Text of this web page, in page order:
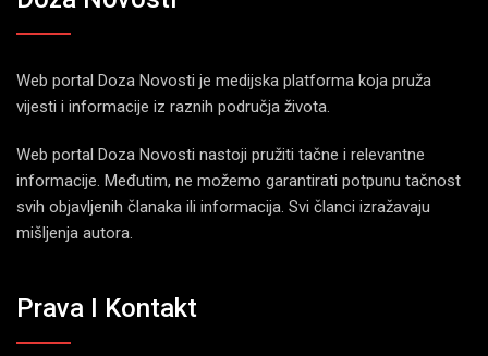
Web portal Doza Novosti je medijska platforma koja pruža
vijesti i informacije iz raznih područja života.
Web portal Doza Novosti nastoji pružiti tačne i relevantne
informacije. Međutim, ne možemo garantirati potpunu tačnost
svih objavljenih članaka ili informacija. Svi članci izražavaju
mišljenja autora.
Prava I Kontakt